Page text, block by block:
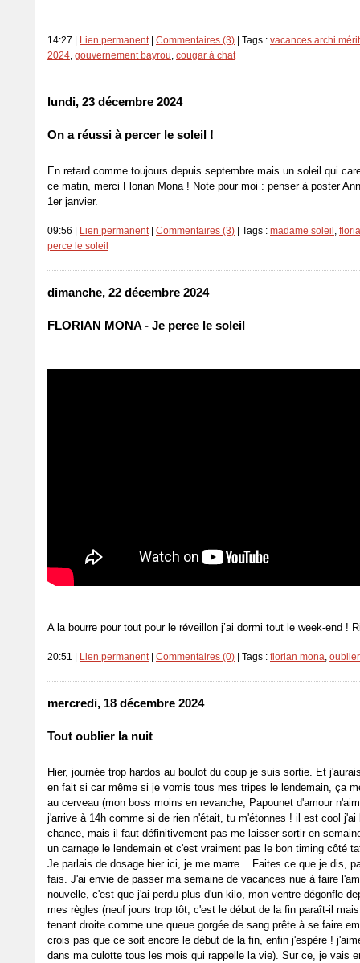
14:27 | Lien permanent | Commentaires (3) | Tags : vacances archi
2024 gouvernement bayrou cougar à chat
lundi, 23 décembre 2024
On a réussi à percer le soleil !
En retard comme toujours depuis septembre mais un soleil qui
ce matin, merci Florian Mona ! Note pour moi : penser à poster
1er janvier.
09:56 | Lien permanent| Commentaires (3) | Tags : madame soleil ,
perce le soleil
dimanche, 22 décembre 2024
FLORIAN MONA - Je perce le soleil
A la bourre pour tout pour le réveillon j’ai dormi tout le week-end !
20:51 | Lien permanent | Commentaires (0) | Tags : florian mona
mercredi, 18 décembre 2024
Tout oublier la nuit
Hier, journée trop hardos au boulot du coup je suis sortie. Et
en fait si car même si je vomis tous mes tripes le lendemain, ça
au cerveau (mon boss moins en revanche, Papounet d'amour
j'arrive à 14h comme si de rien n'était, tu m'étonnes ! il est cool j'ai
chance, mais il faut définitivement pas me laisser sortir en
un carnage le lendemain et c'est vraiment pas le bon timing côté
Je parlais de dosage hier ici, je me marre... Faites ce que je dis,
fais. J'ai envie de passer ma semaine de vacances nue à faire
nouvelle, c'est que j'ai perdu plus d'un kilo, mon ventre dégonfle
mes règles (neuf jours trop tôt, c'est le début de la fin paraît-il
tenant droite comme une queue gorgée de sang prête à se faire
crois pas que ce soit encore le début de la fin, enfin j'espère !
dans ma culotte tous les mois qui rappelle la vie). Sur ce, je vais